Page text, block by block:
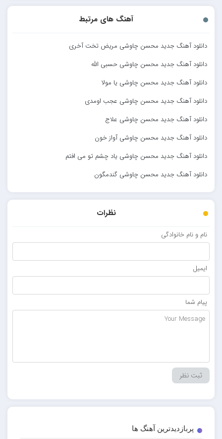
آهنگ های مرتبط
دانلود آهنگ جدید محسن چاوشی مریض تخت آخری
دانلود آهنگ جدید محسن چاوشی حسبی الله
دانلود آهنگ جدید محسن چاوشی یا مولا
دانلود آهنگ جدید محسن چاوشی عجب اومدی
دانلود آهنگ جدید محسن چاوشی علاج
دانلود آهنگ جدید محسن چاوشی آواز خون
دانلود آهنگ جدید محسن چاوشی یاد چشم تو می افتم
دانلود آهنگ جدید محسن چاوشی گندمگون
نظرات
نام و نام خانوادگی
ایمیل
پیام شما
پربازدیدترین آهنگ ها